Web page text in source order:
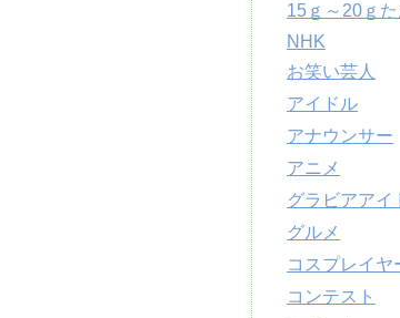
15ｇ～20ｇ
NHK
お笑い芸人
アイドル
アナウンサー
アニメ
グラビアアイ
グルメ
コスプレイヤ
コンテスト